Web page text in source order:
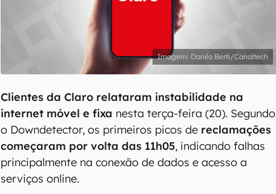
Danilo Berti/Canaltech
Clientes da Claro relataram instabilidade na
internet móvel e fixa nesta terça-feira (20). Segundo
o Downdetector, os primeiros picos de reclamações
começaram por volta das 11h05, indicando falhas
principalmente na conexão de dados e acesso a
serviços online.